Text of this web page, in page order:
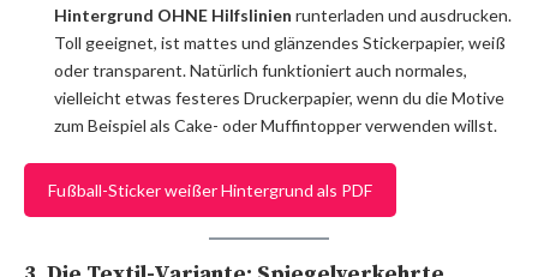
Hintergrund OHNE Hilfslinien runterladen und ausdrucken.
Toll geeignet, ist mattes und glänzendes Stickerpapier, weiß
oder transparent. Natürlich funktioniert auch normales,
vielleicht etwas festeres Druckerpapier, wenn du die Motive
zum Beispiel als Cake- oder Muffintopper verwenden willst.
Fußball-Sticker weißer Hintergrund als PDF